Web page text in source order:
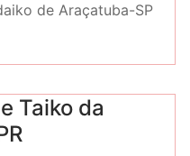
de Araçatuba-SP
Taiko da